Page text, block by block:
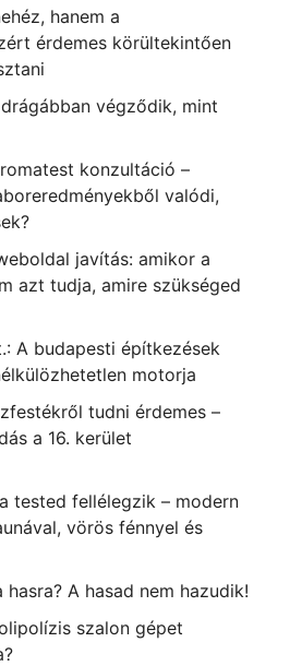
hanem a
érdemes körültekintően
végződik, mint
konzultáció –
valódi,
javítás: amikor a
azt tudja, amire szükséged
A budapesti építkezések
motorja
tudni érdemes –
a 16. kerület
tested fellélegzik – modern
vörös fénnyel és
A hasad nem hazudik!
szalon gépet